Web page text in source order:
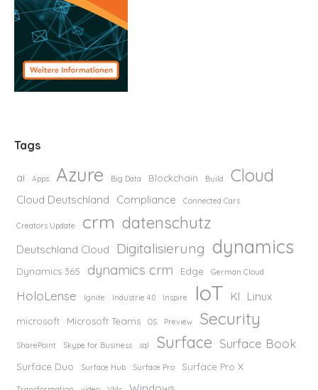
Tags
ai Apps Azure Big Data Blockchain Build Cloud
Cloud Deutschland Compliance Connected Cars
Creators Update crm datenschutz
Deutschland Cloud Digitalisierung dynamics
Dynamics 365 dynamics crm Edge German Cloud
HoloLense Ignite Industrie 4.0 Inspire IoT KI Linux
microsoft Microsoft Teams OS Preview Security
SharePoint Skype for Business sql Surface Surface Book
Surface Duo Surface Hub Surface Pro Surface Pro X